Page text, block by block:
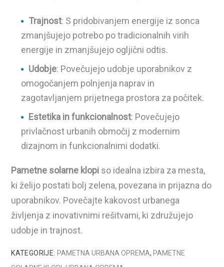
Trajnost: S pridobivanjem energije iz sonca
zmanjšujejo potrebo po tradicionalnih virih
energije in zmanjšujejo ogljični odtis.
Udobje: Povečujejo udobje uporabnikov z
omogočanjem polnjenja naprav in
zagotavljanjem prijetnega prostora za počitek.
Estetika in funkcionalnost: Povečujejo
privlačnost urbanih območij z modernim
dizajnom in funkcionalnimi dodatki.
Pametne solarne klopi so idealna izbira za mesta,
ki želijo postati bolj zelena, povezana in prijazna do
uporabnikov. Povečajte kakovost urbanega
življenja z inovativnimi rešitvami, ki združujejo
udobje in trajnost.
KATEGORIJE: PAMETNA URBANA OPREMA,PAMETNE